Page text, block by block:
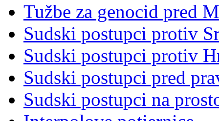
Tužbe za genocid pred
Sudski postupci protiv
Sudski postupci protiv
Sudski postupci pred
Sudski postupci na